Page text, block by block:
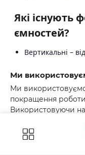
Які існують
ємностей?
Вертикальні –
Квадратні та
Як
Достатньо
Ми
Ми
покращення
Використовуючи
cookies.
користування